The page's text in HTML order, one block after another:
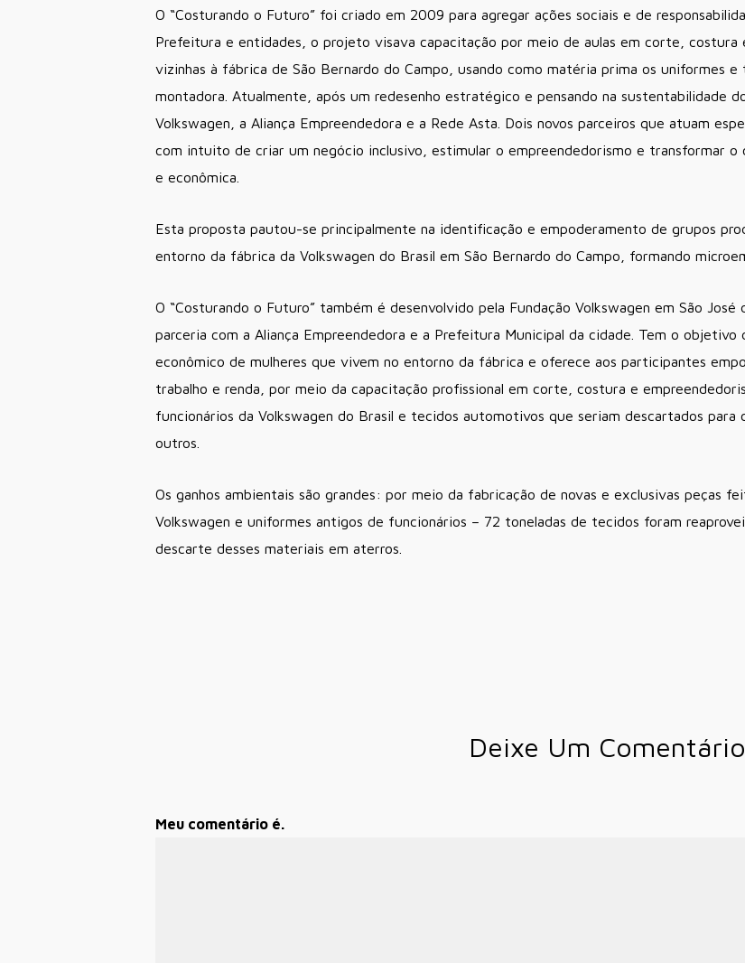
O “Costurando o Futuro” foi criado em 2009 para agregar ações sociais e de
Prefeitura e entidades, o projeto visava capacitação por meio de aulas em corte, costura
vizinhas à fábrica de São Bernardo do Campo, usando como matéria prima os uniformes
montadora. Atualmente, após um redesenho estratégico e pensando na sustentabilidade
Volkswagen, a Aliança Empreendedora e a Rede Asta. Dois novos parceiros que atuam
com intuito de criar um negócio inclusivo, estimular o empreendedorismo e transformar o
e econômica.
Esta proposta pautou-se principalmente na identificação e empoderamento de grupos
entorno da fábrica da Volkswagen do Brasil em São Bernardo do Campo, formando
O “Costurando o Futuro” também é desenvolvido pela Fundação Volkswagen em São
parceria com a Aliança Empreendedora e a Prefeitura Municipal da cidade. Tem o
econômico de mulheres que vivem no entorno da fábrica e oferece aos participantes
trabalho e renda, por meio da capacitação profissional em corte, costura e
funcionários da Volkswagen do Brasil e tecidos automotivos que seriam descartados para
outros.
Os ganhos ambientais são grandes: por meio da fabricação de novas e exclusivas peças
Volkswagen e uniformes antigos de funcionários – 72 toneladas de tecidos foram
descarte desses materiais em aterros.
Deixe Um Comentário
Meu comentário é.